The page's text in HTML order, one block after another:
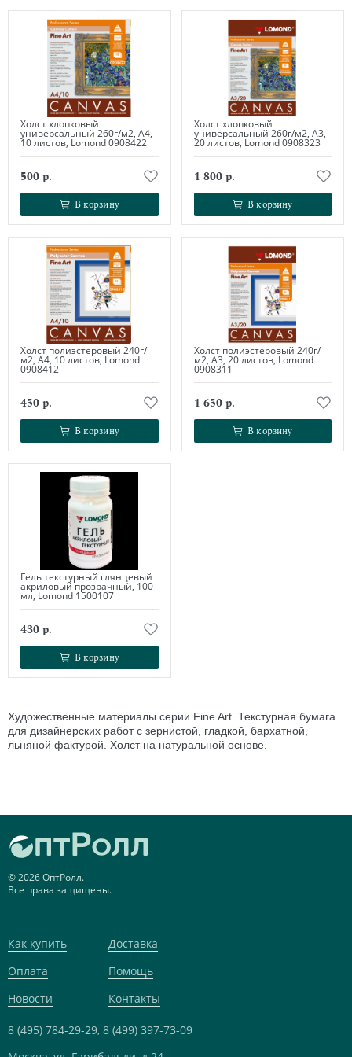
Холст хлопковый
универсальный 260г/м2, А4,
10 листов, Lomond 0908422
500 р.
В корзину
В корзину
Холст хлопковый
универсальный 260г/м2, А3,
20 листов, Lomond 0908323
1 800 р.
В корзину
В корзину
Холст полиэстеровый 240г/
м2, А4, 10 листов, Lomond
0908412
450 р.
В корзину
В корзину
Холст полиэстеровый 240г/
м2, А3, 20 листов, Lomond
0908311
1 650 р.
В корзину
В корзину
Гель текстурный глянцевый
акриловый прозрачный, 100
мл, Lomond 1500107
430 р.
В корзину
В корзину
Художественные материалы серии FineArt . Текстурная бумага
для дизайнерских работ с зернистой, гладкой, бархатной,
льняной фактурой. Холст на натуральной основе.
© 2026 ОптРолл.
Все права защищены.
Как купить
Доставка
Оплата
Помощь
Новости
Контакты
8 (495) 784-29-29, 8 (499) 397-73-09